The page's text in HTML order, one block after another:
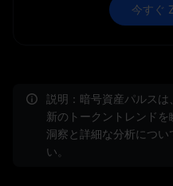
今すぐ
説明：暗号資産パルス
新のトークントレンド
洞察と詳細な分析につい
い。